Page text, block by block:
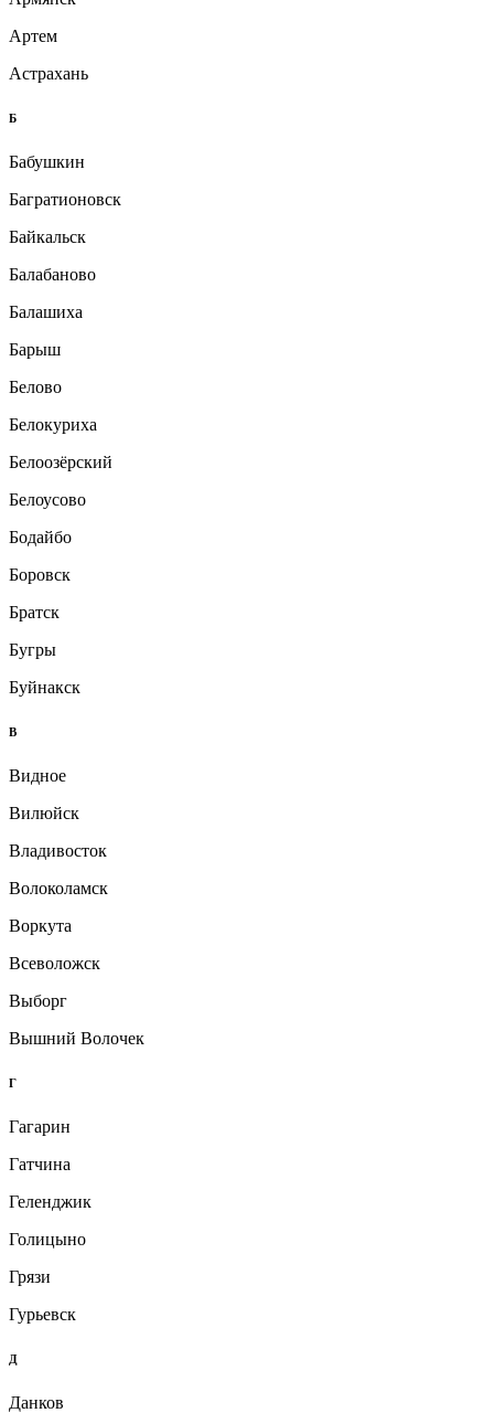
Артем
Астрахань
Б
Бабушкин
Багратионовск
Байкальск
Балабаново
Балашиха
Барыш
Белово
Белокуриха
Белоозёрский
Белоусово
Бодайбо
Боровск
Братск
Бугры
Буйнакск
В
Видное
Вилюйск
Владивосток
Волоколамск
Воркута
Всеволожск
Выборг
Вышний Волочек
Г
Гагарин
Гатчина
Геленджик
Голицыно
Грязи
Гурьевск
Д
Данков